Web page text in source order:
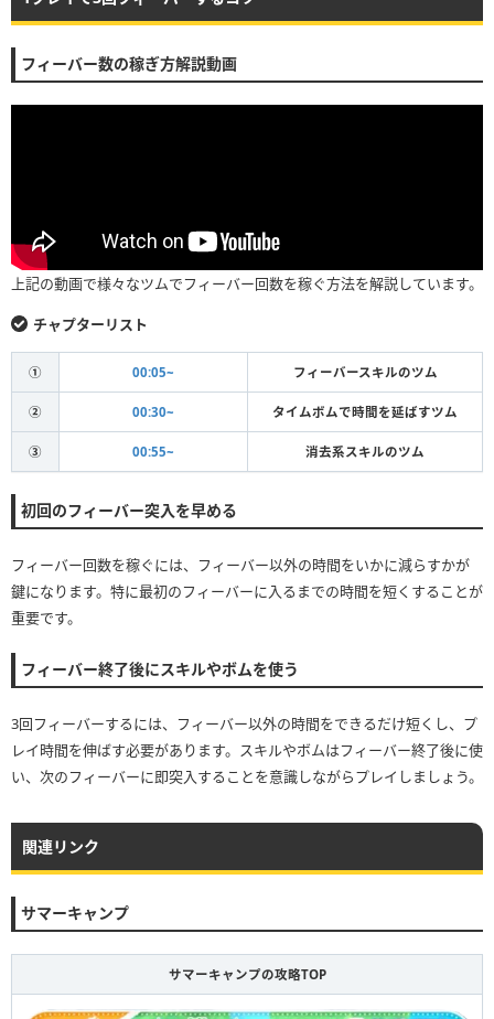
フィーバー数の稼ぎ方解説動画
上記の動画で様々なツムでフィーバー回数を稼ぐ方法を解説しています。
チャプターリスト
① 00:05~ フィーバースキルのツム
② 00:30~ タイムボムで時間を延ばすツム
③ 00:55~ 消去系スキルのツム
初回のフィーバー突入を早める
フィーバー回数を稼ぐには、フィーバー以外の時間をいかに減らすかが
鍵になります。特に最初のフィーバーに入るまでの時間を短くすることが
重要です。
フィーバー終了後にスキルやボムを使う
3回フィーバーするには、フィーバー以外の時間をできるだけ短くし、プ
レイ時間を伸ばす必要があります。スキルやボムはフィーバー終了後に使
い、次のフィーバーに即突入することを意識しながらプレイしましょう。
関連リンク
サマーキャンプ
サマーキャンプの攻略TOP